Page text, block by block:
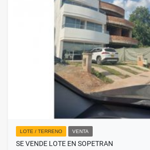
LOTE / TERRENO VENTA
SE VENDE LOTE EN SOPETRAN